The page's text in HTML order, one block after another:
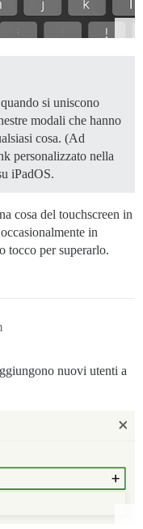
si uniscono
modali che hanno
cosa. (Ad
personalizzato nella
iPadOS.
cosa del touchscreen in
in
tocco per superarlo.
nuovi utenti a